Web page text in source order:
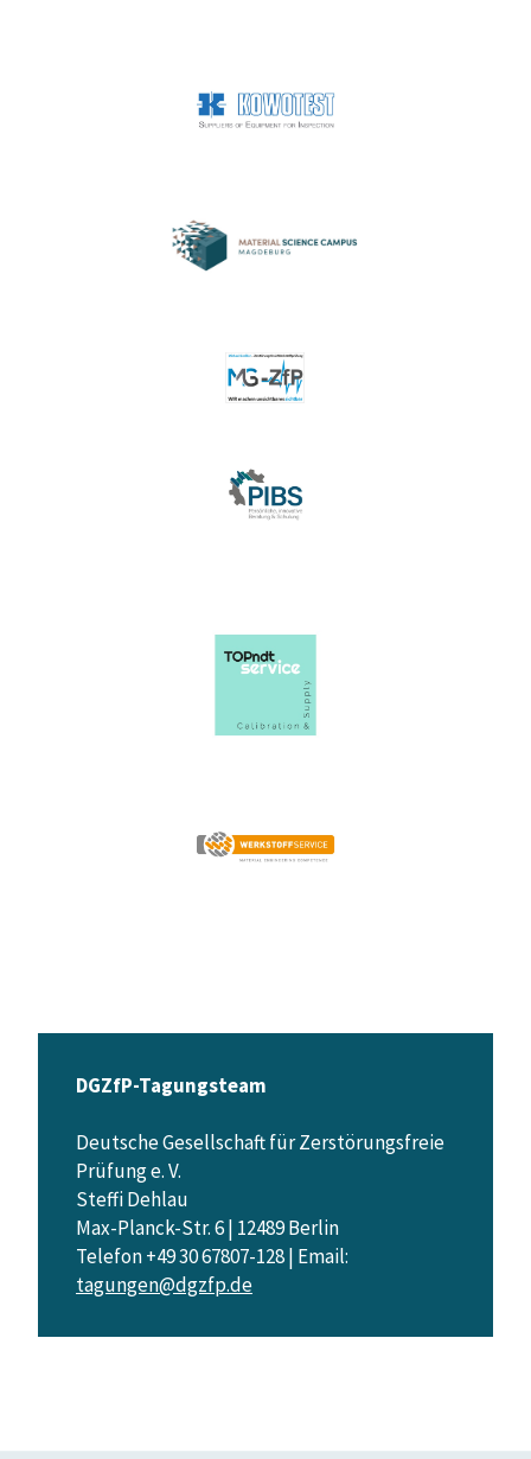
DGZfP-Tagungsteam
Deutsche Gesellschaft für Zerstörungsfreie
Prüfung e. V.
Steffi Dehlau
Max-Planck-Str. 6 | 12489 Berlin
Telefon +49 30 67807-128 | Email:
tagungen@dgzfp.de